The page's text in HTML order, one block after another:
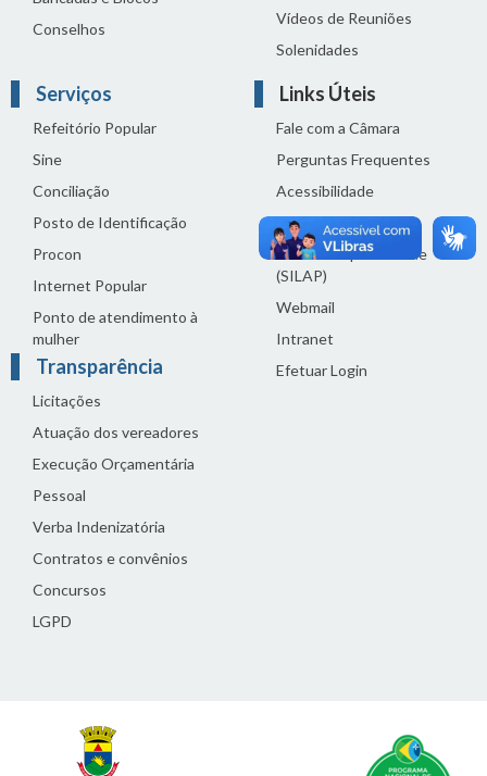
Conselhos
Vídeos de Reuniões
Solenidades
Serviços
Refeitório Popular
Sine
Conciliação
Posto de Identificação
Procon
Internet Popular
Ponto de atendimento à
mulher
Transparência
Licitações
Atuação dos vereadores
Execução Orçamentária
Pessoal
Verba Indenizatória
Contratos e convênios
Concursos
LGPD
Links Úteis
Fale com a Câmara
Perguntas Frequentes
Acessibilidade
Termos de uso
Política de privacidade
(SILAP)
Webmail
Intranet
Efetuar Login